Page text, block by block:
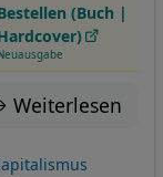
(Buch |
Weiterlesen